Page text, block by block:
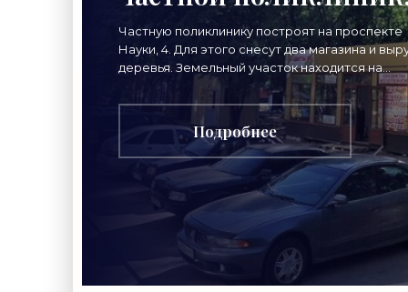
«Свежие новости
строительства»
Частную поликлинику построят на проспекте
Науки, 4. Для этого снесут два магазина и
деревья. Земельный участок находится на
проспекте Науки, 4, корпус 5, в створе улицы
Обручевых.
Подробнее